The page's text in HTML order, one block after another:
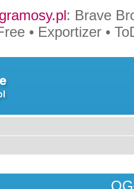
: Brave
• Exportizer •